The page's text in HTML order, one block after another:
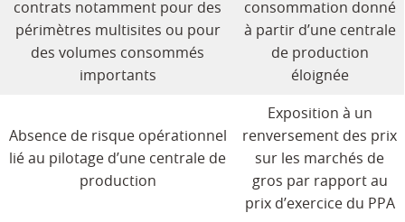
contrats notamment pour des
périmètres multisites ou pour
des volumes consommés
importants
consommation donné
à partir d’une centrale
de production
éloignée
Absence de risque opérationnel
lié au pilotage d’une centrale de
production
Exposition à un
renversement des prix
sur les marchés de
gros par rapport au
prix d’exercice du PPA